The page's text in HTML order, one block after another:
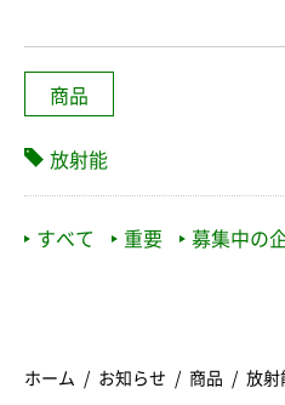
商品
放射能
すべて 重要 募集中の
ホーム お知らせ 商品 放射